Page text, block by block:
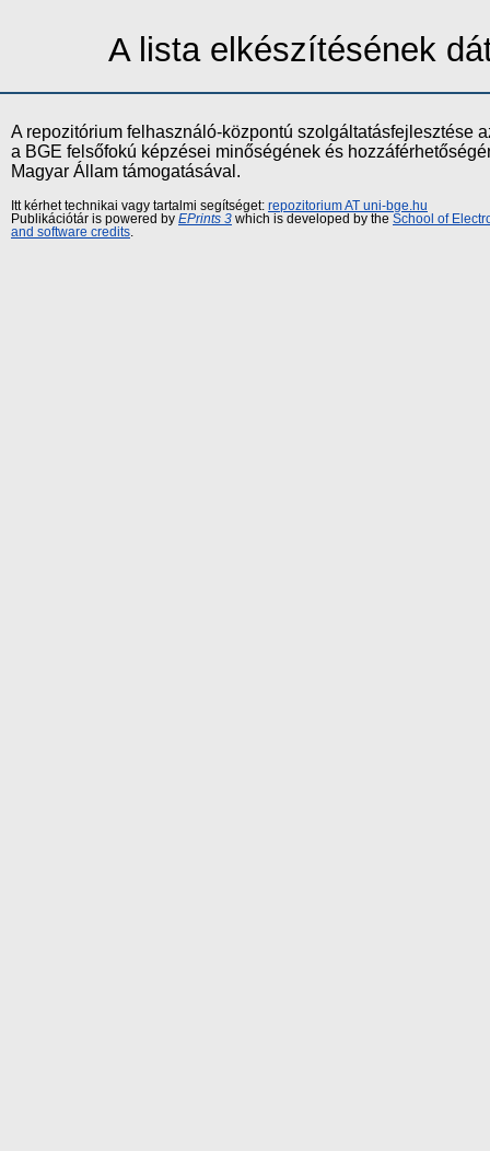
A lista elkészítésének
A repozitórium felhasználó-központú szolgáltatásfejlesztése
a BGE felsőfokú képzései minőségének és
Magyar Állam támogatásával.
Itt kérhet technikai vagy tartalmi segítséget: repozitorium AT uni-bge.hu
Publikációtár is powered by EPrints 3 which is developed by the School of
and software credits